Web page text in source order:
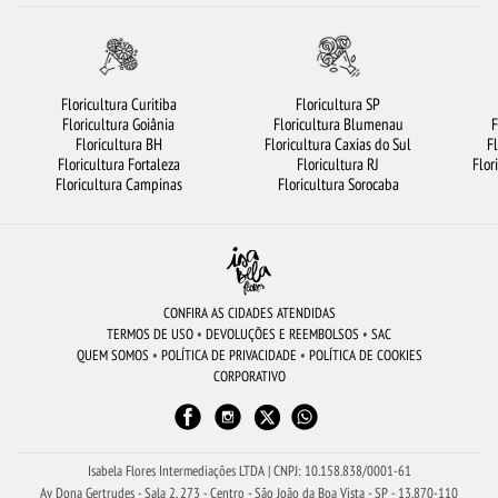
FLORICULTURA RJ FLORICULTURA GOIÂNIA
FLORES BRANCAS BUQUÊ DE 12 ROSAS VERMELHAS BUQUÊS DE FLORES
FLORICULTURA FORTALEZA COROA DE FLORES
FLORES DO CAMPO
MAIS BUSCADOS
FLORICULTURA MANAUS FLORICULTURA OSASCO ARRANJO DE FLORES
FLORICULTURA RECIFE FLORES COLORIDAS
FLORICULTURA BH ORQUÍDEAS
Floricultura Curitiba
Floricultura Goiânia
Floricultura BH
Floricultura Fortaleza
Floricultura Campinas
Floricultura SP
Floricultura Blumenau
Floricultura Caxias do Sul
Floricultura RJ
Floricultura Sorocaba
CONFIRA AS CIDADES ATENDIDAS
TERMOS DE USO • DEVOLUÇÕES E REEMBOLSOS • SAC
QUEM SOMOS • POLÍTICA DE PRIVACIDADE • POLÍTICA DE COOKIES
CORPORATIVO
Isabela Flores Intermediações LTDA | CNPJ: 10.158.838/0001-61
Av Dona Gertrudes - Sala 2, 273 - Centro - São João da Boa Vista - SP - 13.870-110